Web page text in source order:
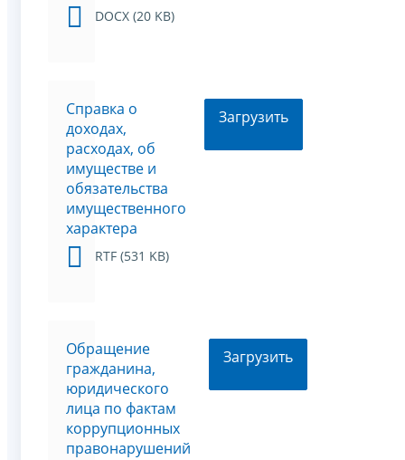
DOCX (20 KB)
Справка о
доходах,
расходах, об
имуществе и
обязательства
имущественного
характера
RTF (531 KB)
Загрузить
Обращение
гражданина,
юридического
лица по фактам
коррупционных
правонарушений
Загрузить